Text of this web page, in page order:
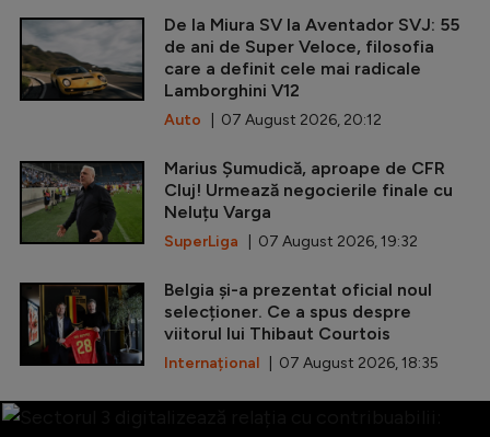
De la Miura SV la Aventador SVJ: 55
de ani de Super Veloce, filosofia
care a definit cele mai radicale
Lamborghini V12
Auto | 07 August 2026, 20:12
Marius Șumudică, aproape de CFR
Cluj! Urmează negocierile finale cu
Neluțu Varga
SuperLiga | 07 August 2026, 19:32
Belgia și-a prezentat oficial noul
selecționer. Ce a spus despre
viitorul lui Thibaut Courtois
Internațional | 07 August 2026, 18:35